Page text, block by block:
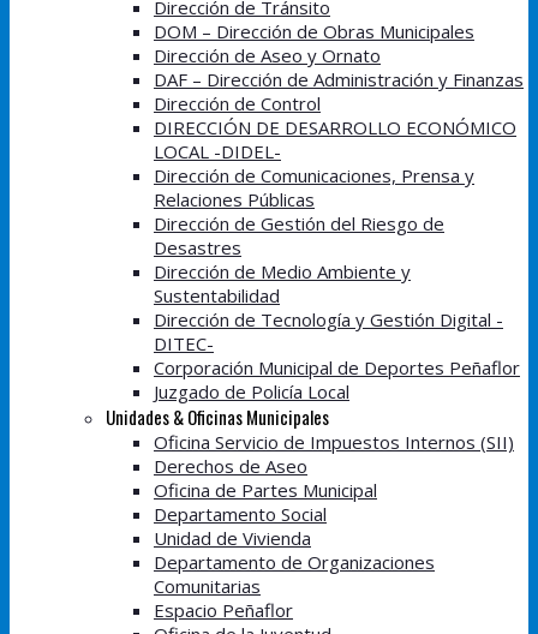
Dirección de Tránsito
DOM – Dirección de Obras Municipales
Dirección de Aseo y Ornato
DAF – Dirección de Administración y Finanzas
Dirección de Control
DIRECCIÓN DE DESARROLLO ECONÓMICO
LOCAL -DIDEL-
Dirección de Comunicaciones, Prensa y
Relaciones Públicas
Dirección de Gestión del Riesgo de
Desastres
Dirección de Medio Ambiente y
Sustentabilidad
Dirección de Tecnología y Gestión Digital -
DITEC-
Corporación Municipal de Deportes Peñaflor
Juzgado de Policía Local
Unidades & Oficinas Municipales
Oficina Servicio de Impuestos Internos (SII)
Derechos de Aseo
Oficina de Partes Municipal
Departamento Social
Unidad de Vivienda
Departamento de Organizaciones
Comunitarias
Espacio Peñaflor